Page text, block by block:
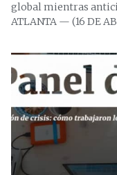
global mientras
ATLANTA — (16 DE